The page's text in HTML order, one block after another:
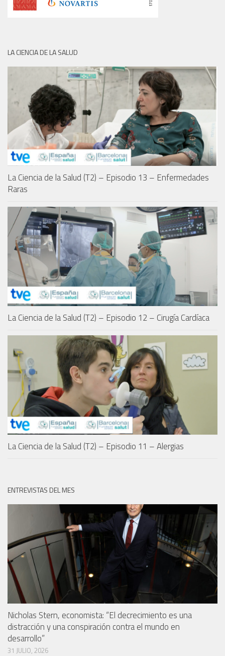
LA CIENCIA DE LA SALUD
La Ciencia de la Salud (T2) – Episodio 13 – Enfermedades
Raras
La Ciencia de la Salud (T2) – Episodio 12 – Cirugía Cardíaca
La Ciencia de la Salud (T2) – Episodio 11 – Alergias
ENTREVISTAS DEL MES
Nicholas Stern, economista: “El decrecimiento es una
distracción y una conspiración contra el mundo en
desarrollo”
31 JULIO, 2026